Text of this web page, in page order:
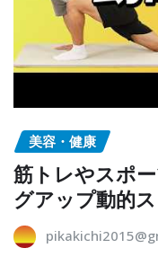
美容・健康
筋トレやスポ
グアップ動的